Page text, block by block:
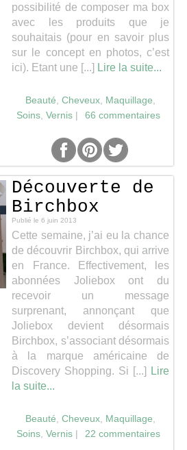
possibilité de composer ma box
avec les produits que je
souhaitais (pour en savoir plus
sur le concept en photos, c’est
ici). Etant une [...] Lire la suite...
Beauté Cheveux, Maquillage
Soins, Vernis| 66 commentaires
Découverte de
Birchbox
Publié le6 juin 2013
Cette semaine, j’ai eu la chance
de découvrir Birchbox, qui arrive
en France. Effectivement, les
abonnées Joliebox ont du
recevoir un message
surprenant, annonçant que
Joliebox devient désormais
Birchbox, s’associant désormais
à la marque américaine de
Discovery Shopping. Si [...]
Lire
la suite...
Beauté Cheveux, Maquillage
Soins, Vernis| 22 commentaires